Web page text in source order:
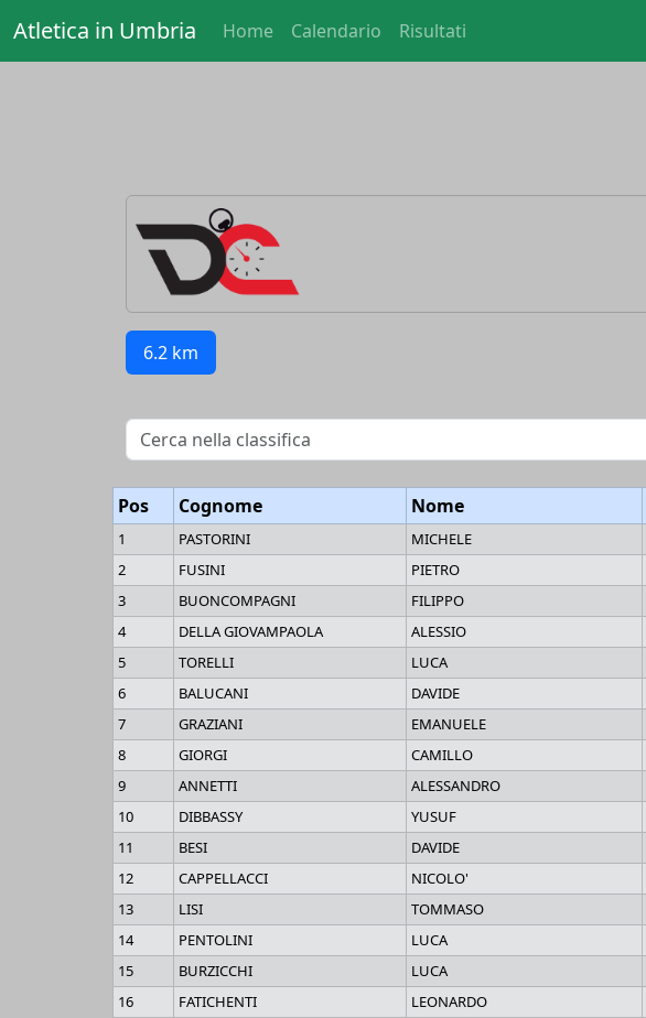
Atletica in Umbria Home Calendario Risultati
6.2 km
Pos Cognome Nome
1 PASTORINI MICHELE
2
FUSINI PIETRO
3
BUONCOMPAGNI FILIPPO
4
DELLA GIOVAMPAOLA ALESSIO
5
TORELLI LUCA
6
BALUCANI DAVIDE
7
GRAZIANI EMANUELE
8
GIORGI CAMILLO
9
ANNETTI ALESSANDRO
10
DIBBASSY YUSUF
11
BESI DAVIDE
12
CAPPELLACCI NICOLO'
13
LISI TOMMASO
14
PENTOLINI LUCA
15
BURZICCHI LUCA
16
FATICHENTI LEONARDO